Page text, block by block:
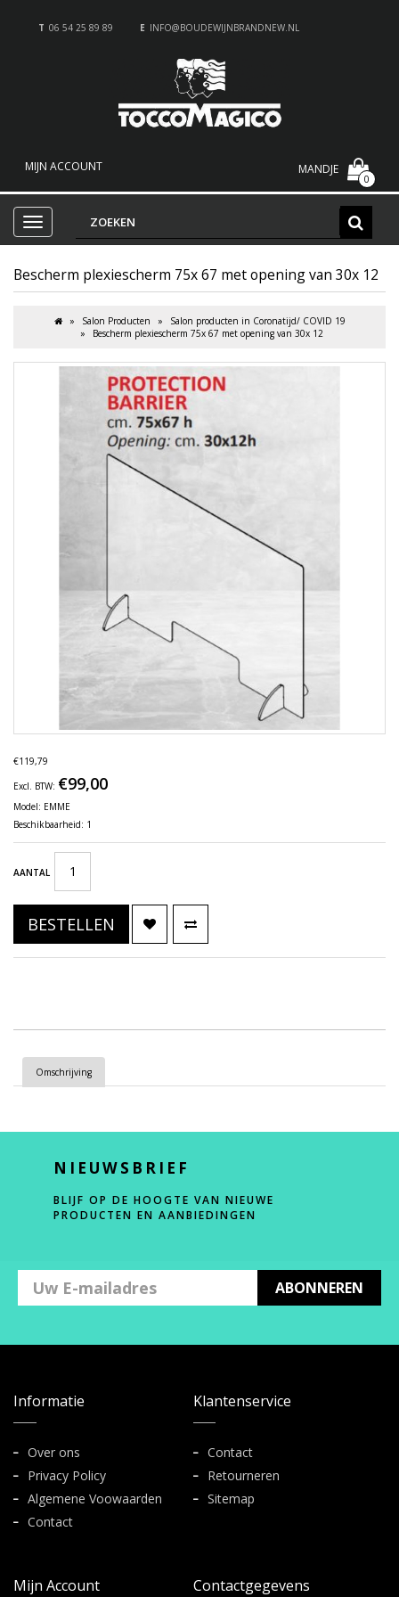
T 06 54 25 89 89 E INFO@BOUDEWIJNBRANDNEW.NL
MIJN ACCOUNT MANDJE
0
Bescherm plexiescherm 75x 67 met opening van 30x 12
Salon Producten
Salon producten in Coronatijd/ COVID 19
Bescherm plexiescherm 75x 67 met opening van 30x 12
€119,79
Excl. BTW: €99,00
Model: EMME
Beschikbaarheid: 1
AANTAL
BESTELLEN
Omschrijving
NIEUWSBRIEF
BLIJF OP DE HOOGTE VAN NIEUWE
PRODUCTEN EN AANBIEDINGEN
ABONNEREN
Informatie
Over ons
Privacy Policy
Algemene Voowaarden
Contact
Klantenservice
Contact
Retourneren
Sitemap
Mijn Account Contactgegevens